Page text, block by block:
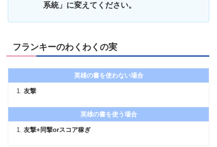
系統」に変えてください。
フランキーのわくわくの実
英雄の書を使わない場合
友撃
英雄の書を使う場合
友撃+同撃orスコア稼ぎ